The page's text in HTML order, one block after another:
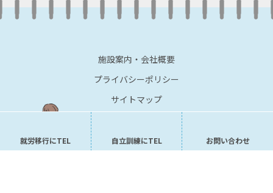
施設案内・会社概要
プライバシーポリシー
サイトマップ
就労移行にTEL 自立訓練にTEL お問い合わせ